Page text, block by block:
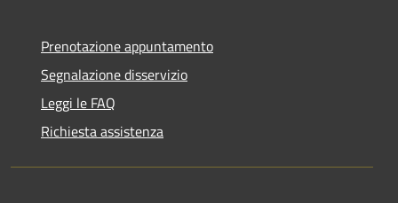
Prenotazione appuntamento
Segnalazione disservizio
Leggi le FAQ
Richiesta assistenza